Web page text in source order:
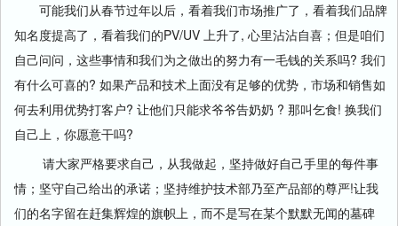
可能我们从春节过年以后，看着我们市场推广了，看着我们品牌
知名度提高了，看着我们的PV/UV 上升了, 心里沾沾自喜；但是咱们
自己问问，这些事情和我们为之做出的努力有一毛钱的关系吗? 我们
有什么可喜的? 如果产品和技术上面没有足够的优势，市场和销售如
何去利用优势打客户? 让他们只能求爷爷告奶奶 ? 那叫乞食! 换我们
自己上，你愿意干吗?
请大家严格要求自己，从我做起，坚持做好自己手里的每件事
情；坚守自己给出的承诺；坚持维护技术部乃至产品部的尊严!让我
们的名字留在赶集辉煌的旗帜上，而不是写在某个默默无闻的墓碑